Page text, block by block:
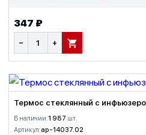
347 ₽
− + В КОРЗИНУ
Термос стеклянный с
В наличии:1 987 шт.
Артикул:ap-14037.02